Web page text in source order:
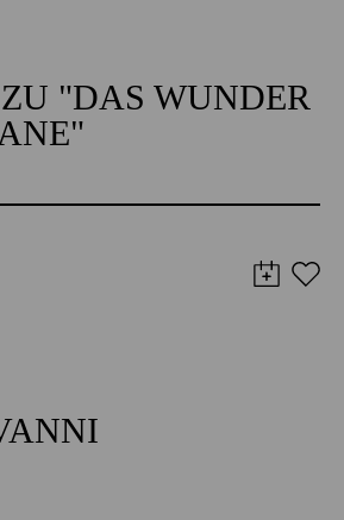
"DAS WUNDER